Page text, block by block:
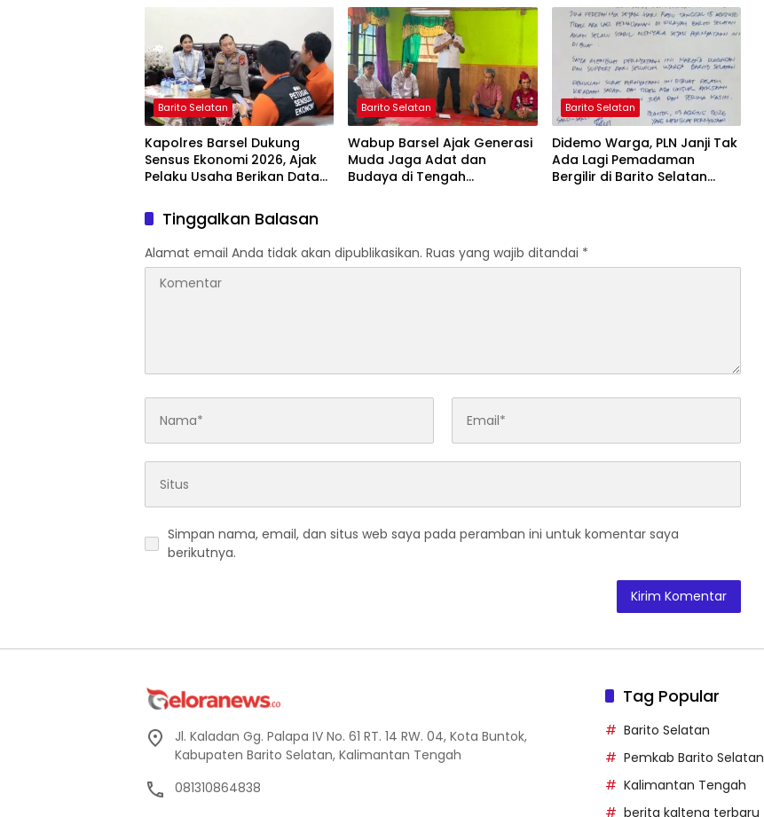
Barito Selatan
Kapolres Barsel Dukung
Sensus Ekonomi 2026, Ajak
Pelaku Usaha Berikan Data
Barito Selatan
Wabup Barsel Ajak Generasi
Muda Jaga Adat dan
Budaya di Tengah
Barito Selatan
Didemo Warga, PLN Janji Tak
Ada Lagi Pemadaman
Bergilir di Barito Selatan
Tinggalkan Balasan
Alamat email Anda tidak akan dipublikasikan. Ruas yang wajib ditandai *
Simpan nama, email, dan situs web saya pada peramban ini untuk komentar saya
berikutnya.
Jl. Kaladan Gg. Palapa IV No. 61 RT. 14 RW. 04, Kota Buntok,
Kabupaten Barito Selatan, Kalimantan Tengah
081310864838
Tag Popular
Barito Selatan
Pemkab Barito Selatan
Kalimantan Tengah
berita kalteng terbaru